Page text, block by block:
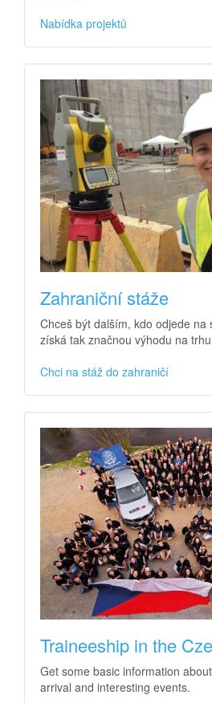
Nabídka projektů
Zahraniční stáže
Chceš být dalším, kdo odjede na
získá tak značnou výhodu na
Chci na stáž do zahraničí
Traineeship in the
Get some basic information
arrival and interesting events.